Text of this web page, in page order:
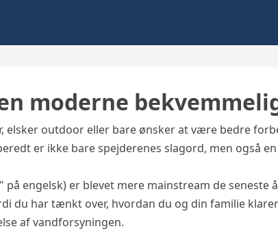
moderne
elsker outdoor eller bare ønsker at være bedre
er ikke bare spejderenes slagord, men også
engelsk) er blevet mere mainstream de seneste
du har tænkt over, hvordan du og din familie
af vandforsyningen.